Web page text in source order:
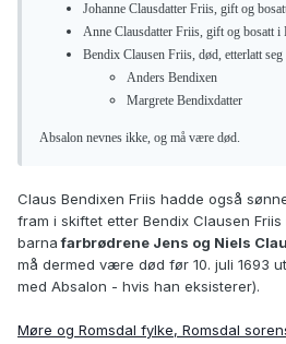
Johanne Clausdatter Friis, gift og
Anne Clausdatter Friis, gift og bosatt i
Bendix Clausen Friis, død, etterlatt
Anders Bendixen
Margrete Bendixdatter
Absalon nevnes ikke, og må være død.
Claus Bendixen Friis hadde også
fram i skiftet etter Bendix Clausen Friis
barnafarbrødrene Jens og Niels
må dermed være død før 10. juli 1693
med Absalon - hvis han eksisterer).
Møre og Romsdal fylke, Romsdal